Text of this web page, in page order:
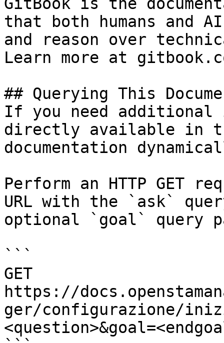
that both humans and
and reason over
Learn more at
## Querying This
If you need
directly available in
documentation
Perform an HTTP GET
URL with the `ask`
optional `goal` query
```
GET
https://
ger/configurazione/